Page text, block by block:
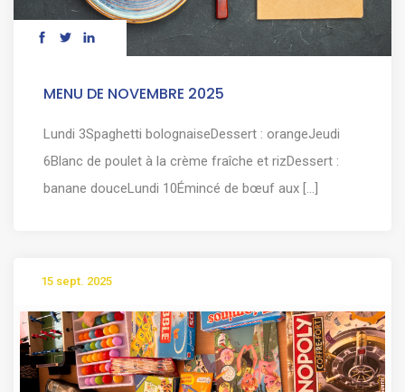
MENU DE NOVEMBRE 2025
Lundi 3Spaghetti bolognaiseDessert : orangeJeudi
6Blanc de poulet à la crème fraîche et rizDessert :
banane douceLundi 10Émincé de bœuf aux [...]
15 sept. 2025